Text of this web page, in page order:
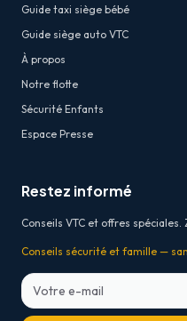
Guide taxi siège bébé
Guide siège auto VTC
À propos
Notre flotte
Sécurité Enfants
Espace Presse
Restez informé
Conseils VTC et offres spéciales.
Conseils sécurité et famille —